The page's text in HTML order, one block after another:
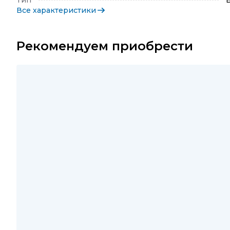
Все характеристики
Рекомендуем приобрести